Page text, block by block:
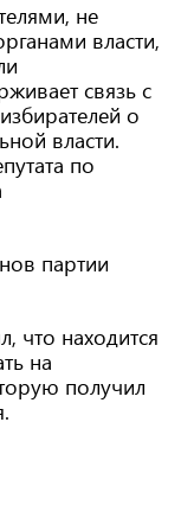
не
власти,
связь с
о
власти.
по
партии
что находится
на
получил